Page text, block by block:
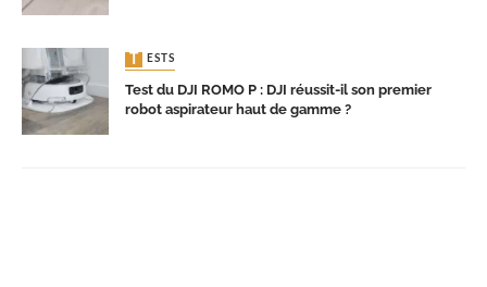
TESTS
Test du DJI ROMO P : DJI réussit-il son premier
robot aspirateur haut de gamme ?